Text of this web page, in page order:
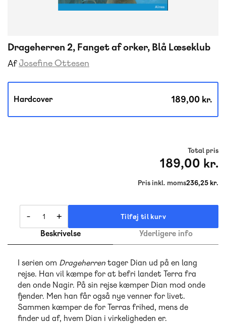
Drageherren 2, Fanget af orker, Blå Læseklub
Af Josefine Ottesen
Hardcover 189,00 kr.
Total pris
189,00 kr.
Pris inkl. moms236,25 kr.
- + Tilføj til kurv
Beskrivelse Yderligere info
I serien om Drageherrentager Dian ud på en lang
rejse. Han vil kæmpe for at befri landet Terra fra
den onde Nagir. På sin rejse kæmper Dian mod onde
fjender. Men han får også nye venner for livet.
Sammen kæmper de for Terras frihed, mens de
finder ud af, hvem Dian i virkeligheden er.